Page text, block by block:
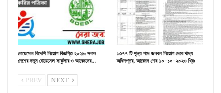
বোয়েসেল বিদেশি নিয়োগ বিজ্ঞপ্তি ২০২৬: সকল
দেশের নতুন বোয়েসেল সার্কুলার ও আবেদনের…
১৩৭৭ টি শূন্য পদে জনবল নিয়োগ দেবে খাদ্য
অধিদপ্তর, আবেদন শেষ ১০-১০-২০২৩ খ্রিঃ
PREV NEXT